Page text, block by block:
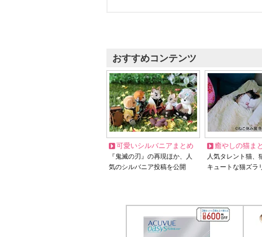
おすすめコンテンツ
可愛いシルバニアまとめ
『鬼滅の刃』の再現ほか、人
気のシルバニア投稿を公開
癒やしの猫ま
人気タレント猫
キュートな猫ズラ